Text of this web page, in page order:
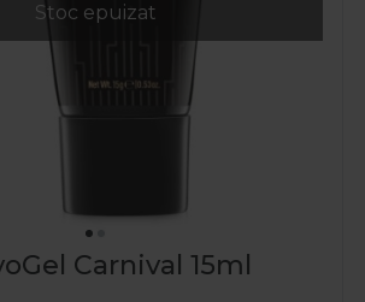
Stoc epuizat
Carnival 15ml